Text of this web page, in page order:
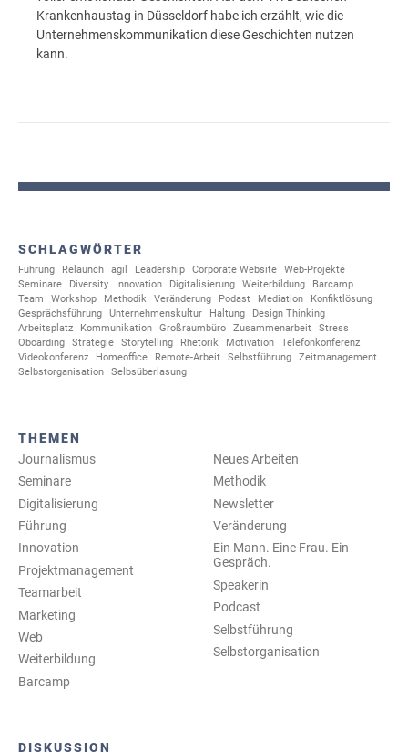
Krankenhaustag in Düsseldorf habe ich erzählt, wie die
Unternehmenskommunikation diese Geschichten nutzen
kann.
SCHLAGWÖRTER
Führung Relaunch agil Leadership Corporate Website
Web-Projekte
Seminare
Diversity Innovation Digitalisierung Weiterbildung
Barcamp
Team
Workshop Methodik Veränderung Podast Mediation
Konfiktlösung
Gesprächsführung
Unternehmenskultur Haltung
Design Thinking
Arbeitsplatz
Kommunikation Großraumbüro Zusammenarbeit
Stress
Oboarding
Strategie Storytelling Rhetorik Motivation
Telefonkonferenz
Videokonferenz
Homeoffice Remote-Arbeit Selbstführung
Zeitmanagement
Selbstorganisation
Selbsüberlasung
THEMEN
Journalismus
Seminare
Digitalisierung
Führung
Innovation
Projektmanagement
Teamarbeit
Marketing
Web
Weiterbildung
Barcamp
Neues Arbeiten
Methodik
Newsletter
Veränderung
Ein Mann. Eine Frau. Ein
Gespräch.
Speakerin
Podcast
Selbstführung
Selbstorganisation
DISKUSSION